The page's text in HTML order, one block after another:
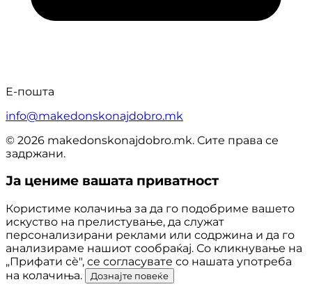
Е-пошта
info@makedonskonajdobro.mk
© 2026 makedonskonajdobro.mk. Сите права се
задржани.
Ја цениме вашата приватност
Користиме колачиња за да го подобриме вашето
искуство на прелистување, да служат
персонализирани реклами или содржина и да го
анализираме нашиот сообраќај. Со кликнување на
„Прифати сè", се согласувате со нашата употреба
на колачиња.
Дознајте повеќе